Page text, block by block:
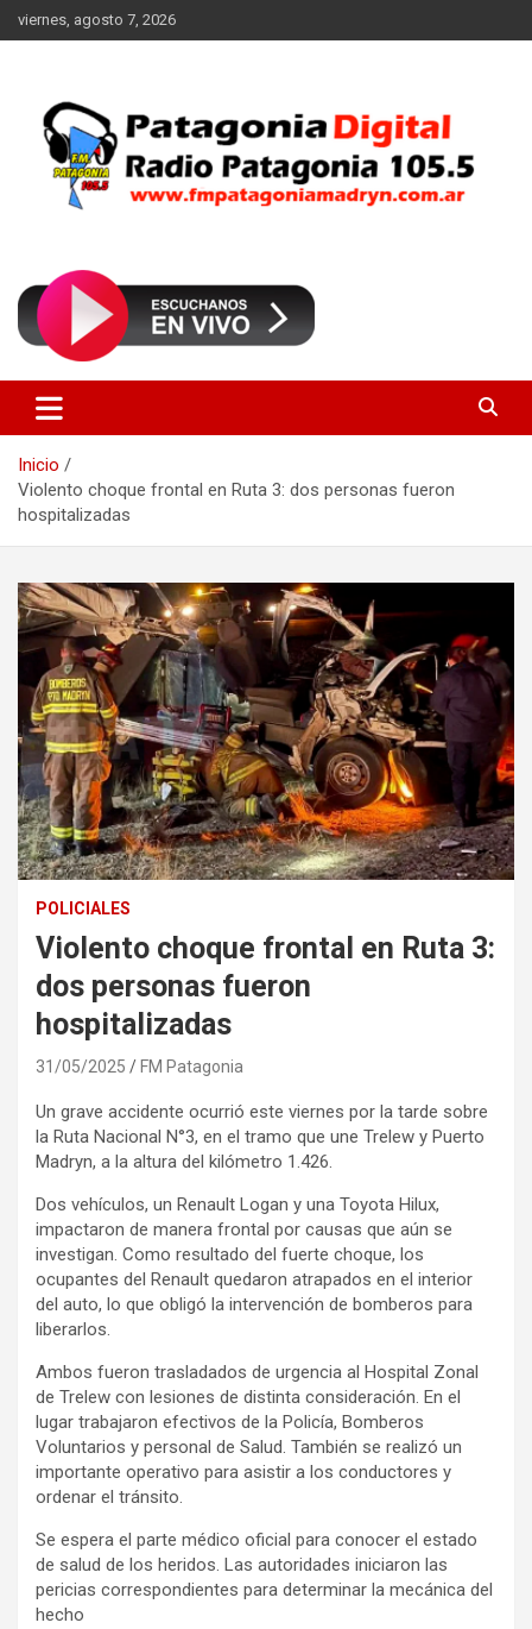
Saltar
al
viernes, agosto 7, 2026
FM Patagonia Madryn
Inicio
Violento choque frontal en Ruta 3: dos personas fueron
hospitalizadas
POLICIALES
Violento choque frontal en Ruta 3:
dos personas fueron
hospitalizadas
31/05/2025 FM Patagonia
Un grave accidente ocurrió este viernes por la tarde sobre
la Ruta Nacional N°3, en el tramo que une Trelew y Puerto
Madryn, a la altura del kilómetro 1.426.
Dos vehículos, un Renault Logan y una Toyota Hilux,
impactaron de manera frontal por causas que aún se
investigan. Como resultado del fuerte choque, los
ocupantes del Renault quedaron atrapados en el interior
del auto, lo que obligó la intervención de bomberos para
liberarlos.
Ambos fueron trasladados de urgencia al Hospital Zonal
de Trelew con lesiones de distinta consideración. En el
lugar trabajaron efectivos de la Policía, Bomberos
Voluntarios y personal de Salud. También se realizó un
importante operativo para asistir a los conductores y
ordenar el tránsito.
Se espera el parte médico oficial para conocer el estado
de salud de los heridos. Las autoridades iniciaron las
pericias correspondientes para determinar la mecánica del
hecho